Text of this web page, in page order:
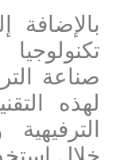
بالإضافة
صناعة
لهذه